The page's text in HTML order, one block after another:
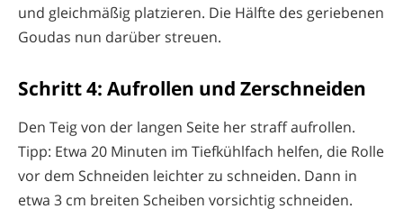
und gleichmäßig platzieren. Die Hälfte des geriebenen
Goudas nun darüber streuen.
Schritt 4: Aufrollen und Zerschneiden
Den Teig von der langen Seite her straff aufrollen.
Tipp: Etwa 20 Minuten im Tiefkühlfach helfen, die Rolle
vor dem Schneiden leichter zu schneiden. Dann in
etwa 3 cm breiten Scheiben vorsichtig schneiden.